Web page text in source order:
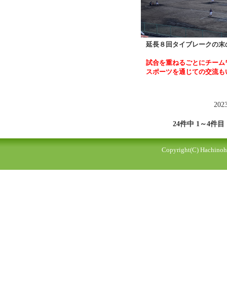
延長８回タイブレークの
試合を重ねるごとにチー
スポーツを通じての交流も
24件中 1～4件目
Copyright(C)